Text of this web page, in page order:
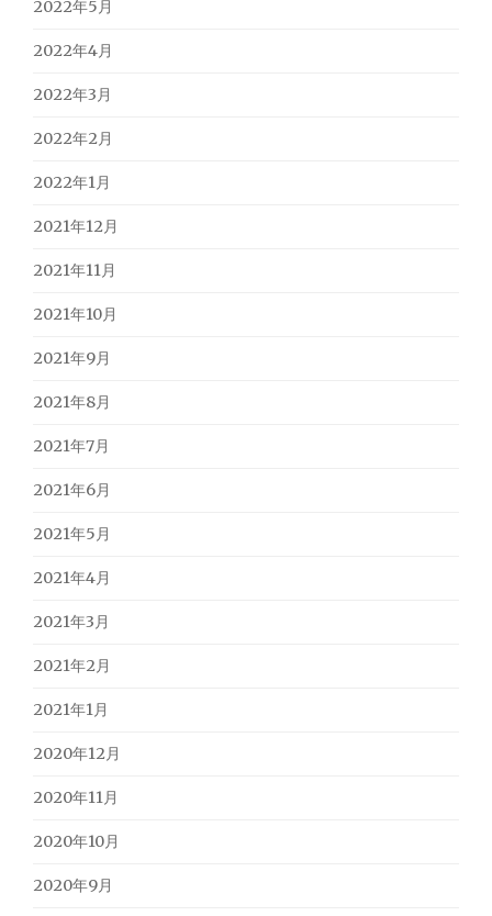
2022年5月
2022年4月
2022年3月
2022年2月
2022年1月
2021年12月
2021年11月
2021年10月
2021年9月
2021年8月
2021年7月
2021年6月
2021年5月
2021年4月
2021年3月
2021年2月
2021年1月
2020年12月
2020年11月
2020年10月
2020年9月